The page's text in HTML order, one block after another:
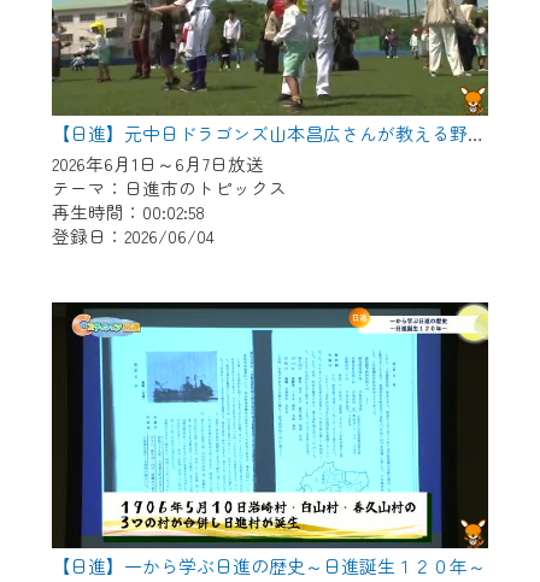
【日進】元中日ドラゴンズ山本昌広さんが教える野球教室
2026年6月1日～6月7日放送
テーマ：日進市のトピックス
再生時間：00:02:58
登録日：2026/06/04
【日進】一から学ぶ日進の歴史～日進誕生１２０年～